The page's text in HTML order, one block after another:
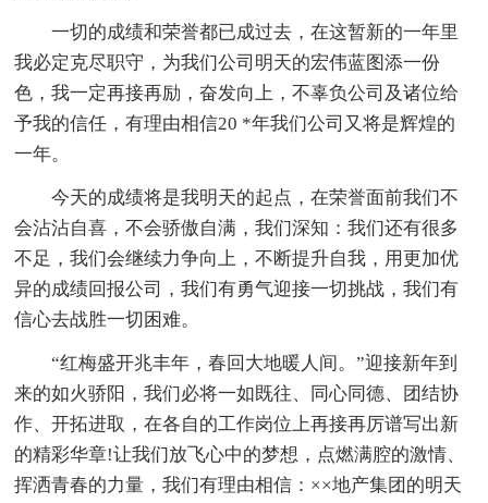
一切的成绩和荣誉都已成过去，在这暂新的一年里
我必定克尽职守，为我们公司明天的宏伟蓝图添一份
色，我一定再接再励，奋发向上，不辜负公司及诸位给
予我的信任，有理由相信20 *年我们公司又将是辉煌的
一年。
今天的成绩将是我明天的起点，在荣誉面前我们不
会沾沾自喜，不会骄傲自满，我们深知：我们还有很多
不足，我们会继续力争向上，不断提升自我，用更加优
异的成绩回报公司，我们有勇气迎接一切挑战，我们有
信心去战胜一切困难。
“红梅盛开兆丰年，春回大地暖人间。”迎接新年到
来的如火骄阳，我们必将一如既往、同心同德、团结协
作、开拓进取，在各自的工作岗位上再接再厉谱写出新
的精彩华章!让我们放飞心中的梦想，点燃满腔的激情、
挥洒青春的力量，我们有理由相信：××地产集团的明天